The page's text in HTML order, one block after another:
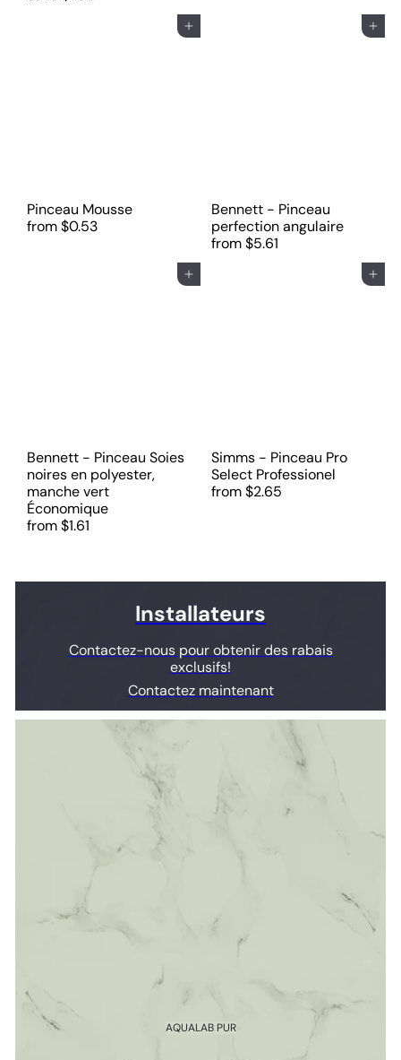
Ajouter au panier
Pinceau Mousse
from$0.53
Ajouter au panier
Bennett - Pinceau
perfection angulaire
from$5.61
Ajouter au panier
Bennett - Pinceau Soies
noires en polyester,
manche vert
Économique
from$1.61
Ajouter au panier
Simms - Pinceau Pro
Select Professionel
from$2.65
Installateurs
Contactez-nous pour obtenir des rabais
exclusifs!
Contactez maintenant
AQUALAB PUR